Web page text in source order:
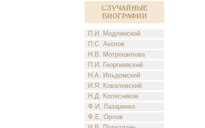
Случайные
биографии
П.И. Модлинский
П.С. Акопов
Н.В. Мотрошилова
П.И. Георгиевский
Н.А. Ильдомский
И.Я. Ковалевский
Н.Д. Колесников
Ф.И. Лазаренко
Ф.Е. Орлов